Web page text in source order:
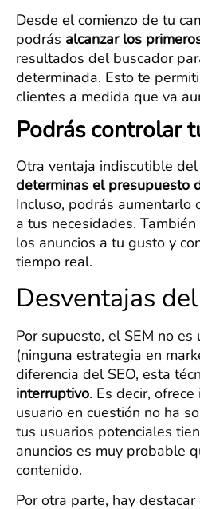
Desde el comienzo de tu
podrás alcanzar los
resultados del buscador
determinada. Esto te
clientes a medida que va
Podrás controlar
Otra ventaja indiscutible
determinas el presupuesto
Incluso, podrás aumentarlo
a tus necesidades.
los anuncios a tu gusto y
tiempo real.
Desventajas
Por supuesto, el SEM no es
(ninguna estrategia en
diferencia del SEO, esta
interruptivo. Es decir,
usuario en cuestión no ha
tus usuarios potenciales
anuncios es muy probable
contenido.
Por otra parte, hay destacar